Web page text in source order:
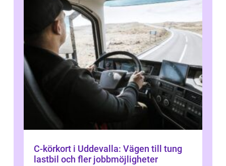
C-körkort i Uddevalla: Vägen till tung
lastbil och fler jobbmöjligheter